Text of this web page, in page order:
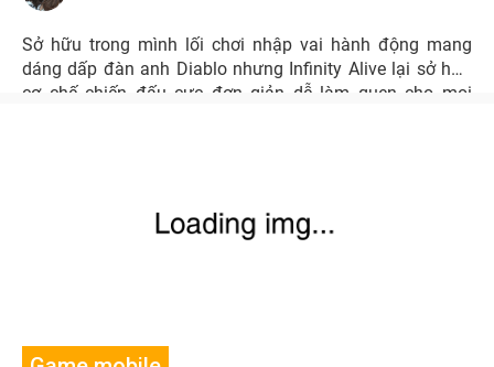
Sở hữu trong mình lối chơi nhập vai hành động mang
dáng dấp đàn anh Diablo nhưng Infinity Alive lại sở hữu
cơ chế chiến đấu cực đơn giản dễ làm quen cho mọi